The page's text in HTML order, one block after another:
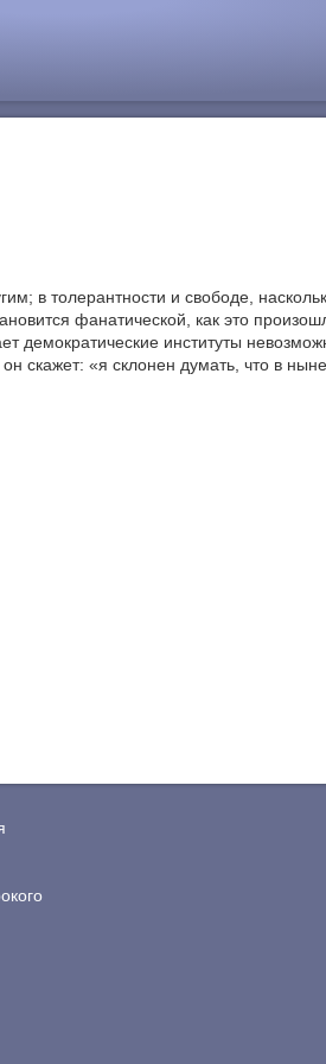
в толерантности и свободе,
фанатической, как это
институты
скажет: «я склонен думать, что в